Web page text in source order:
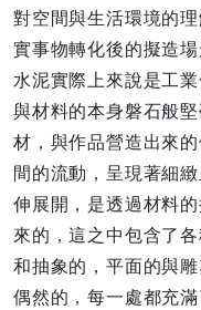
對空間與生活環境的
實事物轉化後的擬造場
水泥實際上來說是工
與材料的本身磐石般
材，與作品營造出來
間的流動，呈現著細
伸展開，是透過材料
來的，這之中包含了
和抽象的，平面的與
偶然的，每一處都充滿